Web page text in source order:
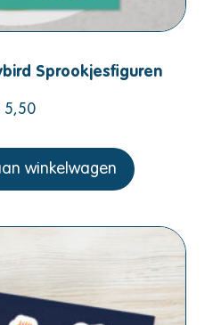
Sprookjesfiguren
5,50
winkelwagen